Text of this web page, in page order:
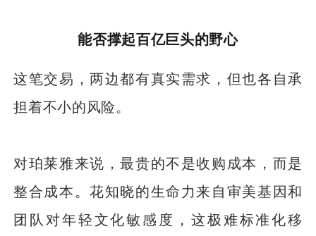
能否撑起百亿巨头的野心
这笔交易，两边都有真实需求，但也各自承
担着不小的风险。
对珀莱雅来说，最贵的不是收购成本，而是
整合成本。花知晓的生命力来自审美基因和
团队对年轻文化敏感度，这极难标准化移